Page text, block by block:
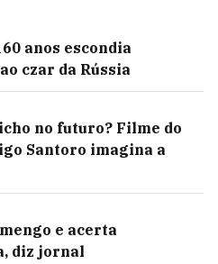
anos escondia
czar da Rússia
no futuro? Filme do
Santoro imagina a
e acerta
diz jornal